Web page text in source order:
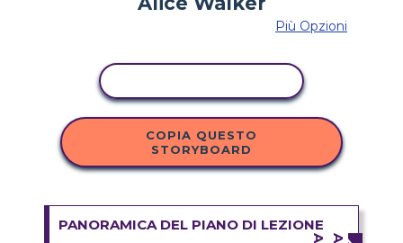
Più Opzioni
COPIA QUESTO
STORYBOARD
PANORAMICA DEL PIANO DI LEZIONE